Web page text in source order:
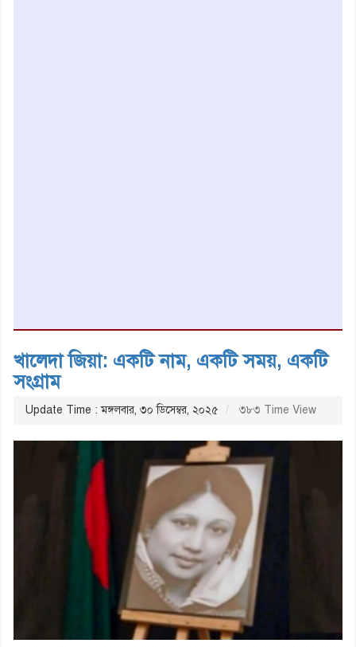
খালেদা জিয়া: একটি নাম, একটি সময়, একটি
সংগ্রাম
Update Time : মঙ্গলবার, ৩০ ডিসেম্বর, ২০২৫ ৩৮৩ Time View